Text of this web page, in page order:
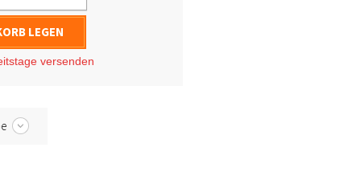
LEGEN
versenden